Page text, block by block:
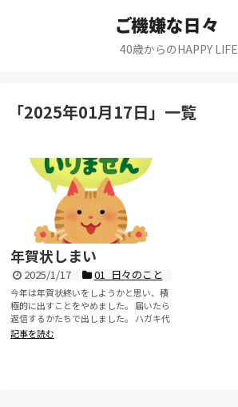
ご機嫌な日々
40歳からのHAPPY LIFE
「2025年01月17日」 一覧
年賀状しまい
2025/1/17 01_日々のこと
今年は年賀状終いをしようかと思い、積
極的に出すことをやめました。 届いたら
返信するかたちで出しました。 ハガキ代
が大幅に...
記事を読む